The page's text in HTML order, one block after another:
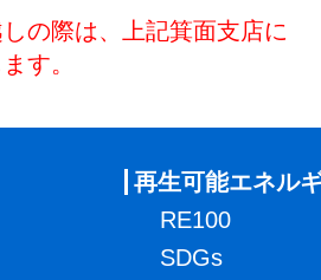
の際は、上記箕面支店に
す。
再生可能エネル
RE100
SDGs